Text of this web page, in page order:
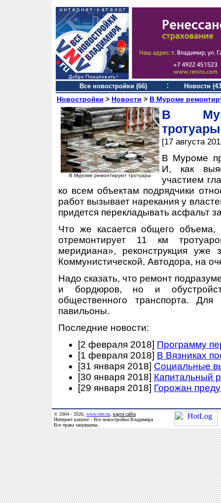
Все новостройки (66) Новости
Новостройки > Новости > В Муроме
В Муроме ремонтируют тротуары
В
тротуары
[17 августа
В Муроме
И, как
участием
ко всем объектам подрядчики
работ вызывает нарекания у
придется перекладывать асфальт
Что же касается общего объема,
отремонтирует 11 км
меридиана», реконструкция уже
Коммунистической, Автодора, на
Надо сказать, что ремонт
и бордюров, но и
общественного транспорта.
павильоны.
Последние новости:
[2 февраля 2018] Программу
[1 февраля 2018] В Вязниках
[31 января 2018] Социальные
[30 января 2018] Капитальный
[29 января 2018] Горожан
© 2004 - 2026, www.vnv.ru карта сайта
Интернет каталог - Все новостройки Владимира
Все права защищены.